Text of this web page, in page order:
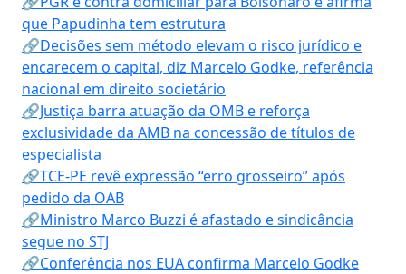
que Papudinha tem estrutura
🔗Decisões sem método elevam o risco jurídico e
encarecem o capital, diz Marcelo Godke, referência
nacional em direito societário
🔗Justiça barra atuação da OMB e reforça
exclusividade da AMB na concessão de títulos de
especialista
🔗TCE-PE revê expressão “erro grosseiro” após
pedido da OAB
🔗Ministro Marco Buzzi é afastado e sindicância
segue no STJ
🔗Conferência nos EUA confirma Marcelo Godke